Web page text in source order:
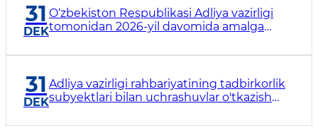
31
DEK
O‘zbekiston Respublikasi Adliya vazirligi
tomonidan 2026-yil davomida amalga
voqealar taqvimi
31
DEK
Adliya vazirligi rahbariyatining tadbirkorlik
subyektlari bilan uchrashuvlar o'tkazish